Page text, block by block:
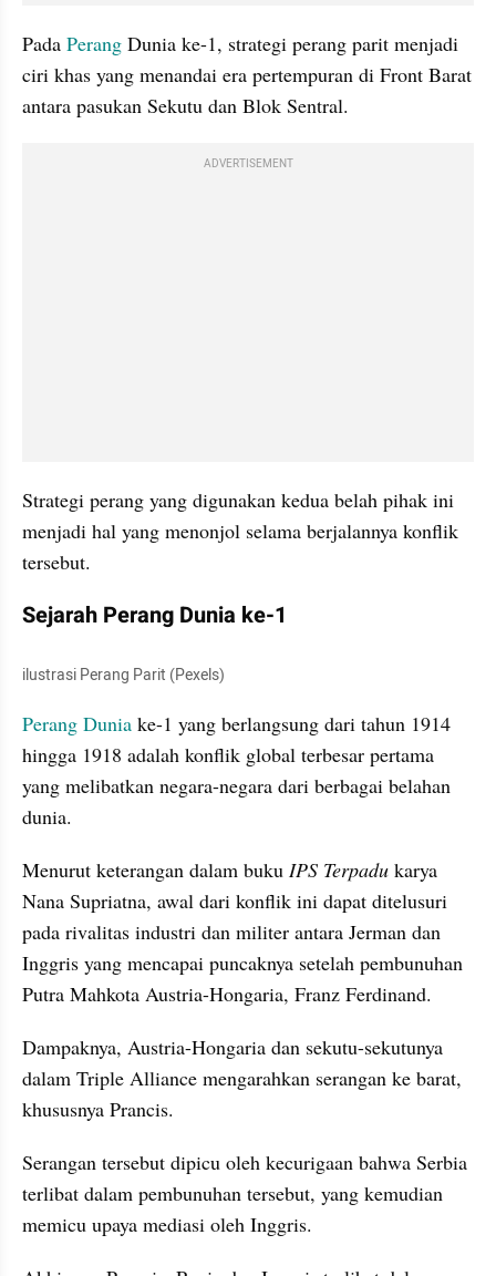
Pada Perang Dunia ke-1, strategi perang parit menjadi
ciri khas yang menandai era pertempuran di Front Barat
antara pasukan Sekutu dan Blok Sentral.
ADVERTISEMENT
Strategi perang yang digunakan kedua belah pihak ini
menjadi hal yang menonjol selama berjalannya konflik
tersebut.
Sejarah Perang Dunia ke-1
ilustrasi Perang Parit (Pexels)
Perang Dunia ke-1 yang berlangsung dari tahun 1914
hingga 1918 adalah konflik global terbesar pertama
yang melibatkan negara-negara dari berbagai belahan
dunia.
Menurut keterangan dalam buku IPS Terpadu karya
Nana Supriatna, awal dari konflik ini dapat ditelusuri
pada rivalitas industri dan militer antara Jerman dan
Inggris yang mencapai puncaknya setelah pembunuhan
Putra Mahkota Austria-Hongaria, Franz Ferdinand.
Dampaknya, Austria-Hongaria dan sekutu-sekutunya
dalam Triple Alliance mengarahkan serangan ke barat,
khususnya Prancis.
Serangan tersebut dipicu oleh kecurigaan bahwa Serbia
terlibat dalam pembunuhan tersebut, yang kemudian
memicu upaya mediasi oleh Inggris.